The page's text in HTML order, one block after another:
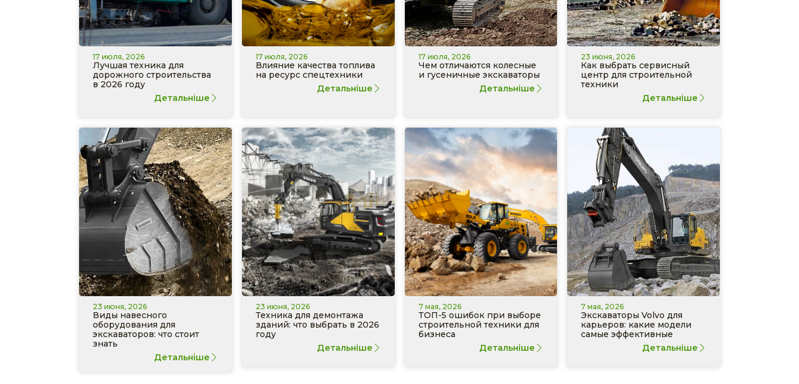
17 июля, 2026
Лучшая техника для
дорожного строительства
в 2026 году
Детальніше
17 июля, 2026
Влияние качества топлива
на ресурс спецтехники
Детальніше
17 июля, 2026
Чем отличаются колесные
и гусеничные экскаваторы
Детальніше
23 июня, 2026
Как выбрать сервисный
центр для строительной
техники
Детальніше
23 июня, 2026
Виды навесного
оборудования для
экскаваторов: что стоит
знать
Детальніше
23 июня, 2026
Техника для демонтажа
зданий: что выбрать в 2026
году
Детальніше
7 мая, 2026
ТОП-5 ошибок при выборе
строительной техники для
бизнеса
Детальніше
7 мая, 2026
Экскаваторы Volvo для
карьеров: какие модели
самые эффективные
Детальніше